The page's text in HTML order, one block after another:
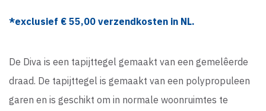
*exclusief € 55,00 verzendkosten in NL.
De Diva is een tapijttegel gemaakt van een gemelêerde
draad. De tapijttegel is gemaakt van een polypropuleen
garen en is geschikt om in normale woonruimtes te